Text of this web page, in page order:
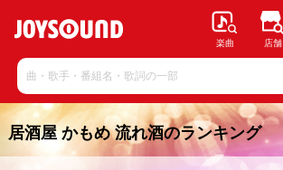
楽曲 店舗
居酒屋 かもめ 流れ酒のランキング